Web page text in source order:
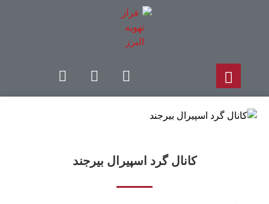
کانال گرد اسپیرال بیرجند